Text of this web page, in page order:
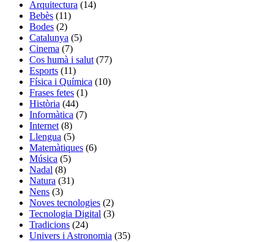
Arquitectura (14)
Bebès (11)
Bodes (2)
Catalunya (5)
Cinema (7)
Cos humà i salut (77)
Esports (11)
Física i Química (10)
Frases fetes (1)
Història (44)
Informàtica (7)
Internet (8)
Llengua (5)
Matemàtiques (6)
Música (5)
Nadal (8)
Natura (31)
Nens (3)
Noves tecnologies (2)
Tecnologia Digital (3)
Tradicions (24)
Univers i Astronomia (35)